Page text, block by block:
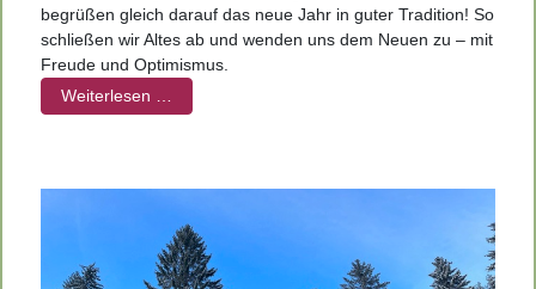
begrüßen gleich darauf das neue Jahr in guter Tradition! So
schließen wir Altes ab und wenden uns dem Neuen zu – mit
Freude und Optimismus.
Weiterlesen …